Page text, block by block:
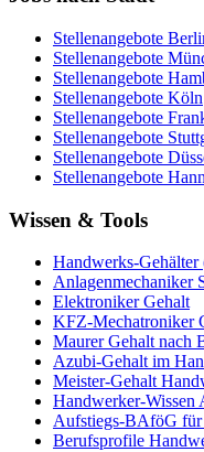
Stellenangebote
Stellenangebote
Stellenangebote
Stellenangebote Köln
Stellenangebote
Stellenangebote
Stellenangebote
Stellenangebote
Wissen & Tools
Handwerks-
Anlagenmechaniker
Elektroniker Gehalt
KFZ-Mechatroniker
Maurer Gehalt nach
Azubi-Gehalt im
Meister-Gehalt
Handwerker-Wissen
Aufstiegs-BAföG für
Berufsprofile